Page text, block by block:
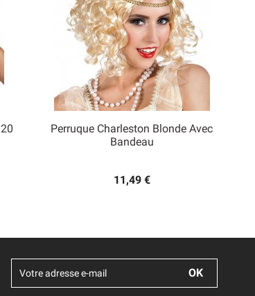
Perruque Charleston Blonde Avec
Bandeau
11,49 €
Aperçu rapide